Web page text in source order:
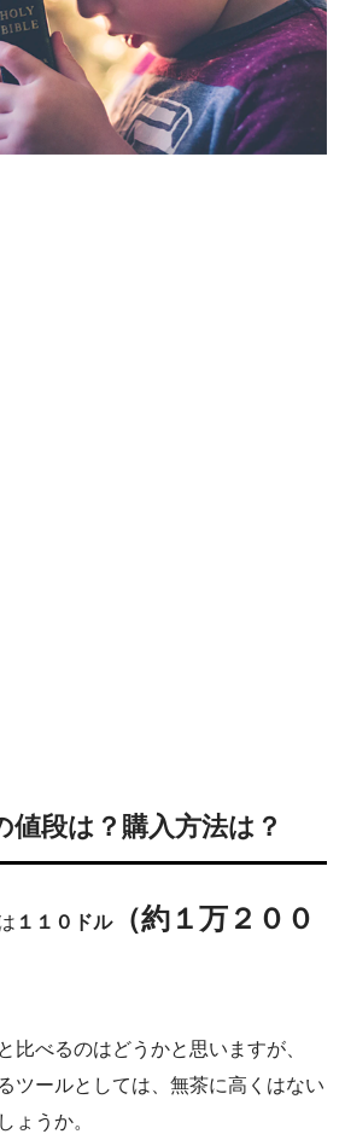
値段は？購入方法は？
１１０ドル（約１万２００
比べるのはどうかと思いますが、
ツールとしては、無茶に高くはない
ょうか。